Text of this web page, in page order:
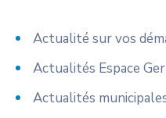
Actualité sur vos
Actualités Espace
Actualités